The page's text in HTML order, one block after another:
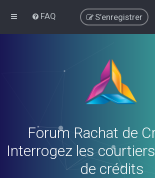
FAQ S’enregistrer
Forum Rachat de
Interrogez les
de crédits